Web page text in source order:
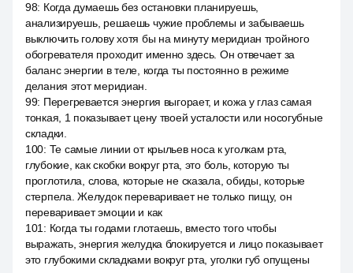
98: Когда думаешь без остановки планируешь,
анализируешь, решаешь чужие проблемы и забываешь
выключить голову хотя бы на минуту меридиан тройного
обогревателя проходит именно здесь. Он отвечает за
баланс энергии в теле, когда ты постоянно в режиме
делания этот меридиан.
99: Перегревается энергия выгорает, и кожа у глаз самая
тонкая, 1 показывает цену твоей усталости или носогубные
складки.
100: Те самые линии от крыльев носа к уголкам рта,
глубокие, как скобки вокруг рта, это боль, которую ты
проглотила, слова, которые не сказала, обиды, которые
стерпела. Желудок переваривает не только пищу, он
переваривает эмоции и как
101 : Когда ты годами глотаешь, вместо того чтобы
выражать, энергия желудка блокируется и лицо показывает
это глубокими складками вокруг рта, уголки губ опущены